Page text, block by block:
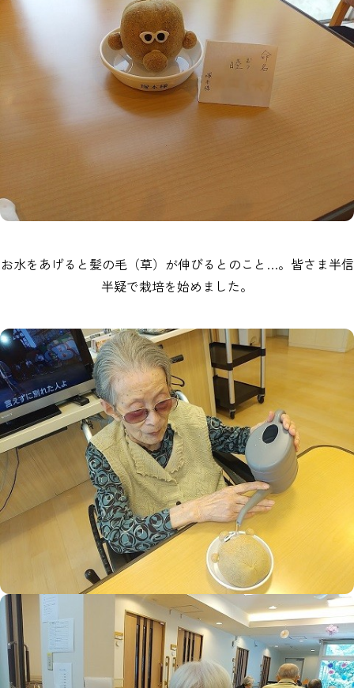
お水をあげると髪の毛（草）が伸びるとのこと…。皆さま半信
半疑で栽培を始めました。